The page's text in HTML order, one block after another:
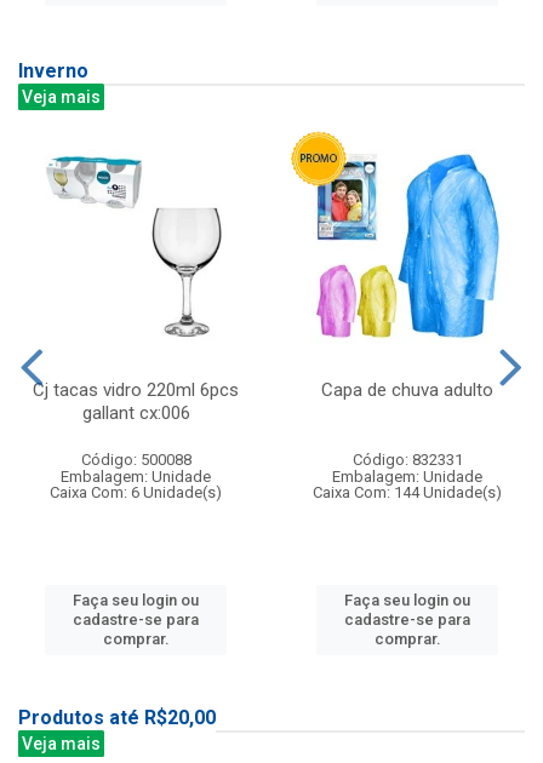
Inverno
Veja mais
Cj tacas vidro 220ml 6pcs
gallant cx:006
Código: 500088
Embalagem: Unidade
Caixa Com: 6 Unidade(s)
Faça seu login ou
cadastre-se para
comprar.
Capa de chuva adulto
Código: 832331
Embalagem: Unidade
Caixa Com: 144 Unidade(s)
Faça seu login ou
cadastre-se para
comprar.
Produtos até R$20,00
Veja mais